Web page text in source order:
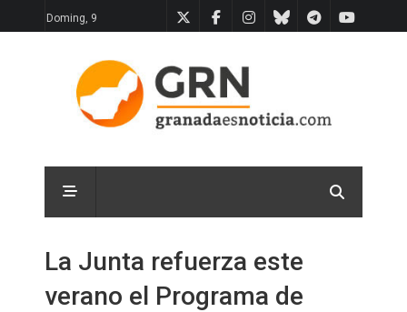
Doming, 9
La Junta refuerza este
verano el Programa de